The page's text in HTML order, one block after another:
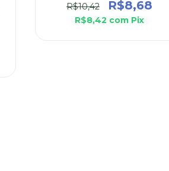
R$10,42 R$8,68
R$8,42 com Pix